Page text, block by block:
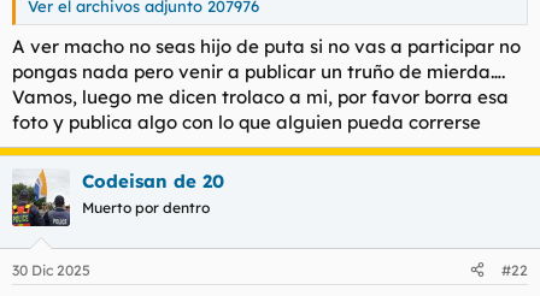
Ver el archivos adjunto 207976
A ver macho no seas hijo de puta si no vas a participar no
pongas nada pero venir a publicar un truño de mierda….
Vamos, luego me dicen trolaco a mi, por favor borra esa
foto y publica algo con lo que alguien pueda correrse
Codeisan de 20
Muerto por dentro
30 Dic 2025 #22